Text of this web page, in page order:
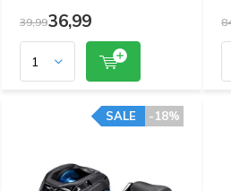
39,9936,99
-18%
SALE